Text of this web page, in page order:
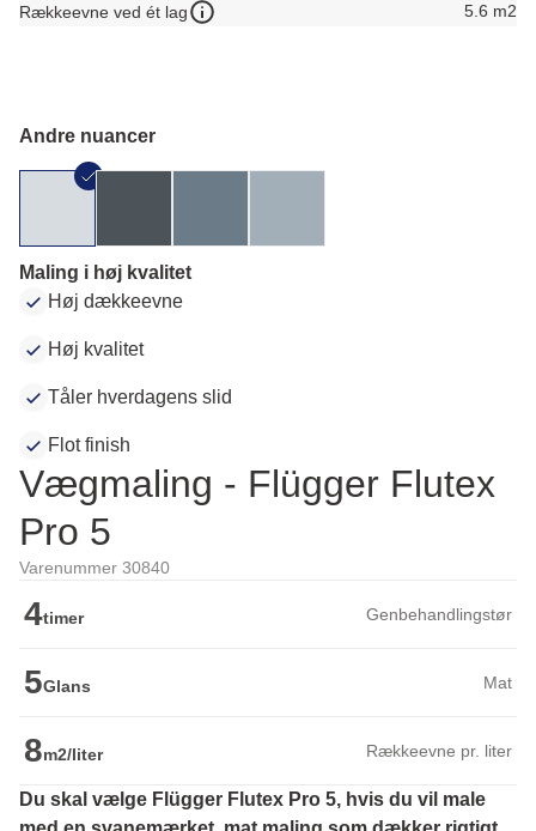
Rækkeevne ved ét lag
5.6 m2
Andre nuancer
Maling i høj kvalitet
Høj dækkeevne
Høj kvalitet
Tåler hverdagens slid
Flot finish
Vægmaling - Flügger Flutex
Pro 5
Varenummer 30840
4timer Genbehandlingstør
5Glans Mat
8m2/liter Rækkeevne pr. liter
Du skal vælge Flügger Flutex Pro 5, hvis du vil male